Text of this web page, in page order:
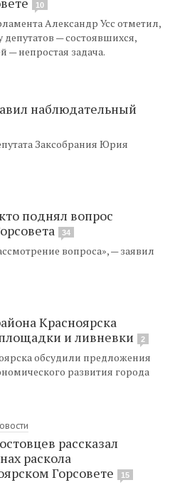
10
Александр Усс отметил,
— состоявшихся,
— непростая задача.
наблюдательный
Заксобрания Юрия
поднял вопрос
34
вопроса», — заявил
Красноярска
и ливневки
2
обсудили предложения
развития города
рассказал
раскола
Горсовете
15